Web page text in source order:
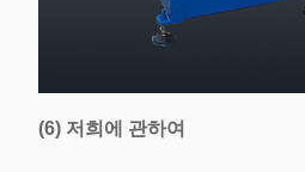
(6) 저희에 관하여